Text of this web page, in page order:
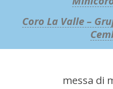
Coro La Valle –
messa di